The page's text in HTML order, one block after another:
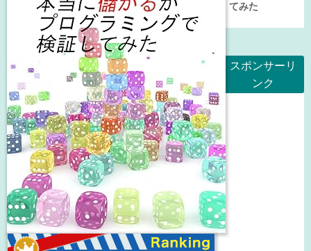
てみた
スポンサーリ
ンク